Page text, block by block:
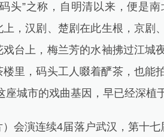
”之称，自明清以来，便是南
，汉剧、楚剧在此生根，京剧
台上，梅兰芳的水袖拂过江城
里，码头工人啜着酽茶，也能
座城市的戏曲基因，早已经深植
演连续4届落户武汉，第十七